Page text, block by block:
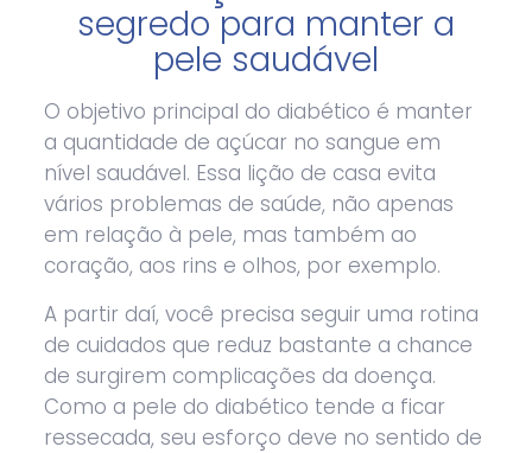
segredo para manter a
pele saudável
O objetivo principal do diabético é manter
a quantidade de açúcar no sangue em
nível saudável. Essa lição de casa evita
vários problemas de saúde, não apenas
em relação à pele, mas também ao
coração, aos rins e olhos, por exemplo.
A partir daí, você precisa seguir uma rotina
de cuidados que reduz bastante a chance
de surgirem complicações da doença.
Como a pele do diabético tende a ficar
ressecada, seu esforço deve no sentido de